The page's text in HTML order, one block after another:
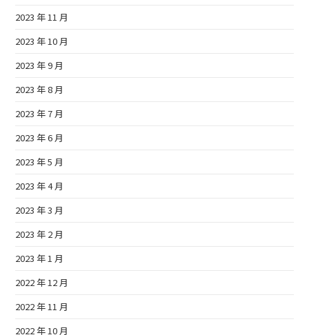
2023 年 11 月
2023 年 10 月
2023 年 9 月
2023 年 8 月
2023 年 7 月
2023 年 6 月
2023 年 5 月
2023 年 4 月
2023 年 3 月
2023 年 2 月
2023 年 1 月
2022 年 12 月
2022 年 11 月
2022 年 10 月